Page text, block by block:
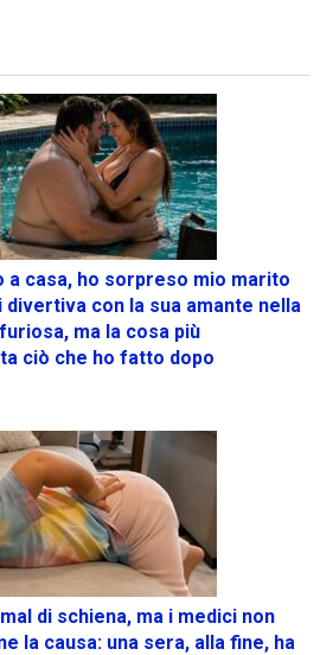
a casa, ho sorpreso mio marito
divertiva con la sua amante nella
ma la cosa più
ciò che ho fatto dopo
di schiena, ma i medici non
la causa: una sera, alla fine, ha